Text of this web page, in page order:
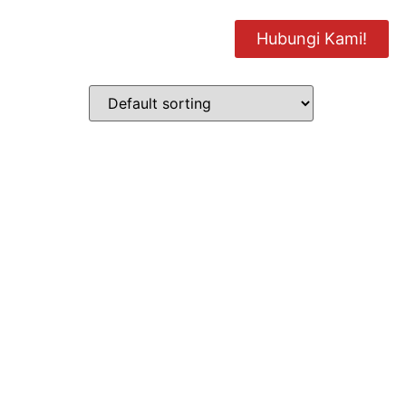
Hubungi Kami!